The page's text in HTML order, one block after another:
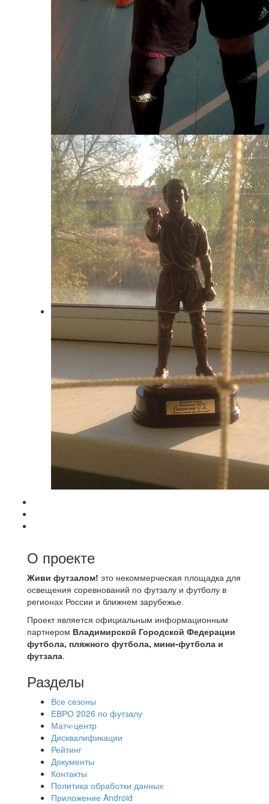
О проекте
Живи футзалом! это некоммерческая площадка для
освещения соревнований по футзалу и футболу в
регионах России и ближнем зарубежье.
Проект является официальным информационным
партнером Владимирской Городской Федерации
футбола, пляжного футбола, мини-футбола и
футзала.
Разделы
Все сезоны
ЕВРО 2026 по футзалу
Матч-центр
Дисквалификации
Рейтинг
Документы
Контакты
Политика обработки данных
Приложение Android